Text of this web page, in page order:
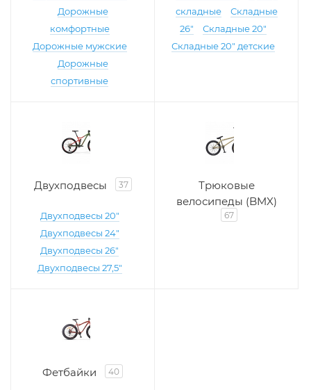
Дорожные
комфортные
Дорожные мужские
Дорожные
спортивные
складные
Складные
26"
Складные 20"
Складные 20" детские
Двухподвесы 37
Двухподвесы 20"
Двухподвесы 24"
Двухподвесы 26"
Двухподвесы 27,5"
Трюковые
велосипеды (BMX)
67
Фетбайки 40